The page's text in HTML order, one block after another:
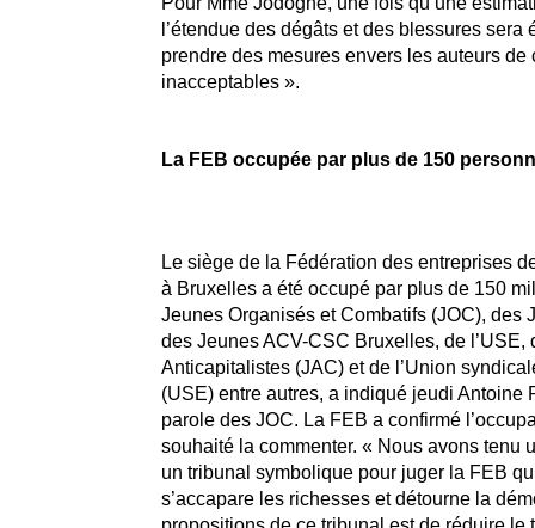
l’étendue des dégâts et des blessures sera
prendre des mesures envers les auteurs de
inacceptables ».
La FEB occupée par plus de 150
Le siège de la Fédération des entreprises
à Bruxelles a été occupé par plus de 150
Jeunes Organisés et Combatifs (JOC), des
des Jeunes ACV-CSC Bruxelles, de l’USE,
Anticapitalistes (JAC) et de l’Union
(USE) entre autres, a indiqué jeudi Antoine
parole des JOC. La FEB a confirmé
souhaité la commenter. « Nous avons tenu
un tribunal symbolique pour juger la FEB
s’accapare les richesses et détourne la